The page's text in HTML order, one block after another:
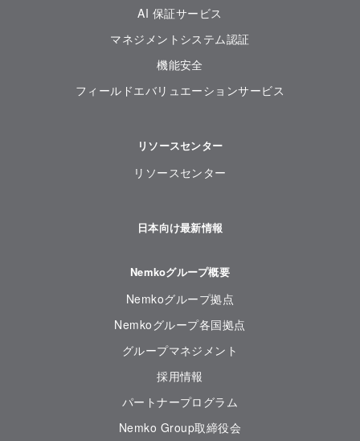
AI 保証サービス
マネジメントシステム認証
機能安全
フィールドエバリュエーションサービス
リソースセンター
リソースセンター
日本向け最新情報
Nemkoグループ概要
Nemkoグループ拠点
Nemkoグループ各国拠点
グループマネジメント
採用情報
パートナープログラム
Nemko Group取締役会